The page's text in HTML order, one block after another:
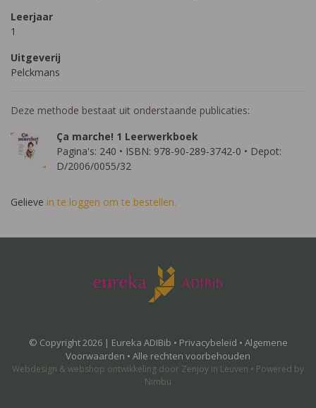
Leerjaar
1
Uitgeverij
Pelckmans
Deze methode bestaat uit onderstaande publicaties:
Ça marche! 1 Leerwerkboek
Pagina's: 240 • ISBN: 978-90-289-3742-0 • Depot:
D/2006/0055/32
Gelieve in te loggen om te bestellen.
© Copyright 2026 | Eureka ADIBib • Privacybeleid • Algemene
Voorwaarden • Alle rechten voorbehouden
Webdesign & webshop ontwikkeling door Zenjoy in Leuven • Powered by
Nimbu